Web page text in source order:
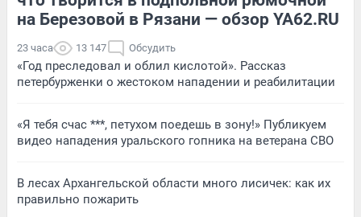
на Березовой в Рязани — обзор YA62.RU
23 часа 13 147 Обсудить
«Год преследовал и облил кислотой». Рассказ
петербурженки о жестоком нападении и реабилитации
«Я тебя счас ***, петухом поедешь в зону!» Публикуем
видео нападения уральского гопника на ветерана СВО
В лесах Архангельской области много лисичек: как их
правильно пожарить